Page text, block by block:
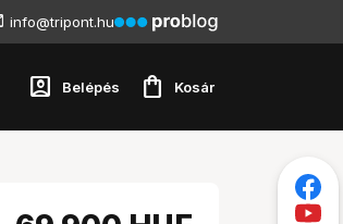
info@tripont.hu
account_box Belépés shopping_bag Kosár